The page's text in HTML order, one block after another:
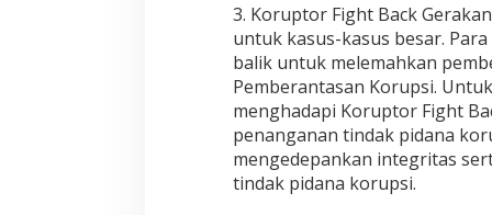
u
p
s
i
3. Koruptor Fight Back
untuk kasus-kasus besar.
balik untuk melemahkan
Pemberantasan Korupsi.
menghadapi Koruptor Fight
penanganan tindak pidana
mengedepankan integritas
tindak pidana korupsi.